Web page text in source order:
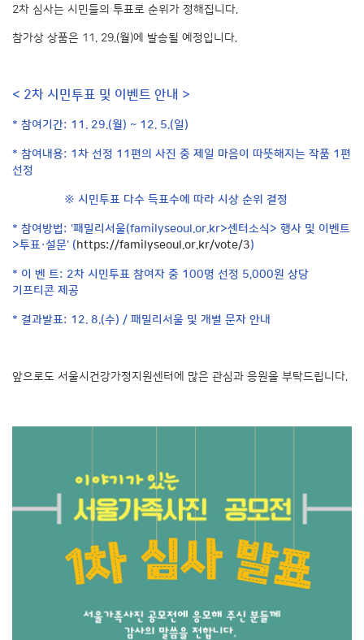
2차 심사는 시민들의 투표로 순위가 정해집니다.
참가상 상품은 11. 29.(월)에 발송될 예정입니다.
< 2차 시민투표 및 이벤트 안내 >
* 참여기간: 11. 29.(월) ~ 12. 5.(일)
* 참여내용: 1차 선정 11편의 사진 중 제일 마음이 따뜻해지는 작품 1편
선정
※ 시민투표 다수 득표수에 따라 시상 순위 결정
* 참여방법: '패밀리서울(familyseoul.or.kr>센터소식> 행사 및 이벤트
>투표·설문' (https://familyseoul.or.kr/vote/3)
* 이 벤 트: 2차 시민투표 참여자 중 100명 선정 5,000원 상당
기프티콘 제공
* 결과발표: 12. 8.(수) / 패밀리서울 및 개별 문자 안내
앞으로도 서울시건강가정지원센터에 많은 관심과 응원을 부탁드립니다.